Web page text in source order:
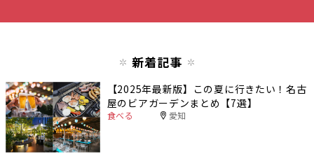
新着記事
【2025年最新版】この夏に行きたい！名古
屋のビアガーデンまとめ【7選】
食べる 愛知